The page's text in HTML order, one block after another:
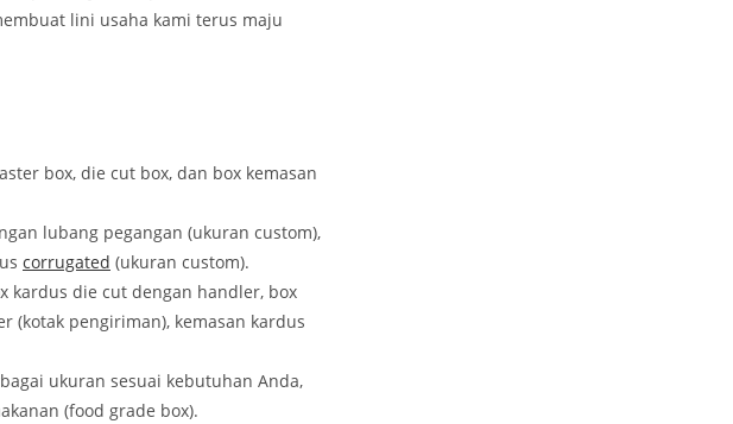
lini usaha kami terus maju
box, die cut box, dan box kemasan
lubang pegangan (ukuran custom),
corrugated (ukuran custom).
kardus die cut dengan handler, box
(kotak pengiriman), kemasan kardus
ukuran sesuai kebutuhan Anda,
(food grade box).